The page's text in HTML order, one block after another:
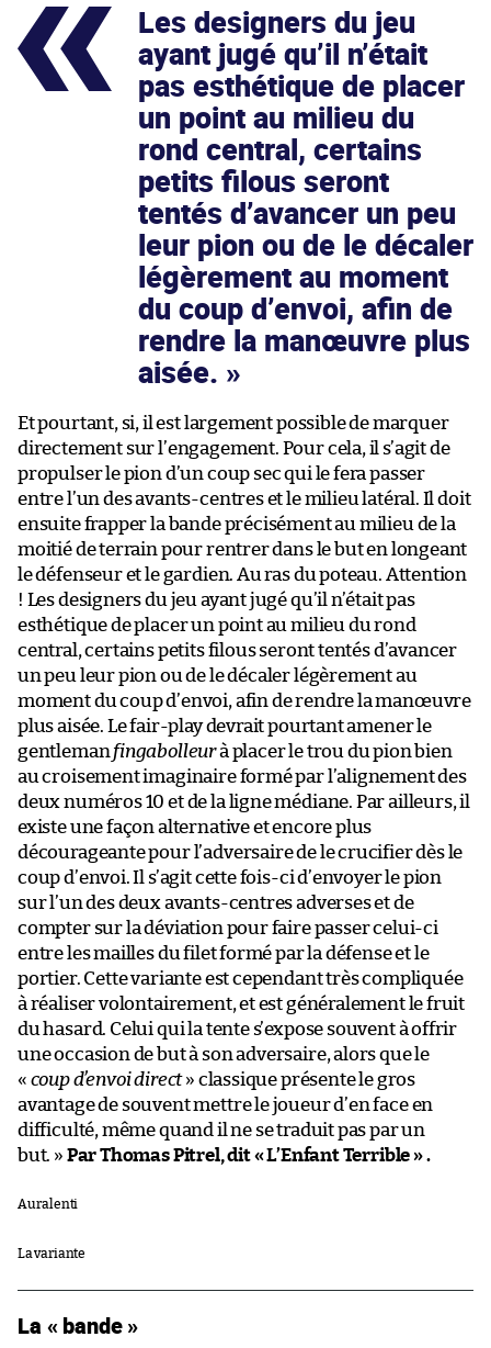
Les designers du jeu
ayant jugé qu’il n’était
pas esthétique de placer
un point au milieu du
rond central, certains
petits filous seront
tentés d’avancer un peu
leur pion ou de le décaler
légèrement au moment
du coup d’envoi, afin de
rendre la manœuvre plus
aisée.
Et pourtant, si, il est largement possible de marquer
directement sur l’engagement. Pour cela, il s’agit de
propulser le pion d’un coup sec qui le fera passer
entre l’un des avants-centres et le milieu latéral. Il doit
ensuite frapper la bande précisément au milieu de la
moitié de terrain pour rentrer dans le but en longeant
le défenseur et le gardien. Au ras du poteau. Attention
! Les designers du jeu ayant jugé qu’il n’était pas
esthétique de placer un point au milieu du rond
central, certains petits filous seront tentés d’avancer
un peu leur pion ou de le décaler légèrement au
moment du coup d’envoi, afin de rendre la manœuvre
plus aisée. Le fair-play devrait pourtant amener le
gentleman fingabolleurà placer le trou du pion bien
au croisement imaginaire formé par l’alignement des
deux numéros 10 et de la ligne médiane. Par ailleurs, il
existe une façon alternative et encore plus
décourageante pour l’adversaire de le crucifier dès le
coup d’envoi. Il s’agit cette fois-ci d’envoyer le pion
sur l’un des deux avants-centres adverses et de
compter sur la déviation pour faire passer celui-ci
entre les mailles du filet formé par la défense et le
portier. Cette variante est cependant très compliquée
à réaliser volontairement, et est généralement le fruit
du hasard. Celui qui la tente s’expose souvent à offrir
une occasion de but à son adversaire, alors que le
« coup d’envoi direct» classique présente le gros
avantage de souvent mettre le joueur d’en face en
difficulté, même quand il ne se traduit pas par un
but. » Par Thomas Pitrel, dit « L’Enfant Terrible » .
Au ralenti
La variante
La « bande »